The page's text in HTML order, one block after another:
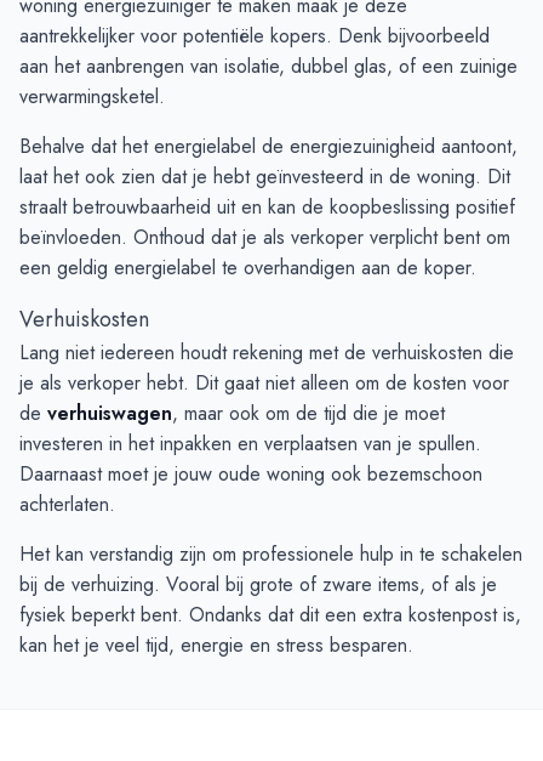
aantrekkelijker voor potentiële kopers. Denk bijvoorbeeld
aan het aanbrengen van isolatie, dubbel glas, of een zuinige
verwarmingsketel.
Behalve dat het energielabel de energiezuinigheid aantoont,
laat het ook zien dat je hebt geïnvesteerd in de woning. Dit
straalt betrouwbaarheid uit en kan de koopbeslissing positief
beïnvloeden. Onthoud dat je als verkoper verplicht bent om
een geldig energielabel te overhandigen aan de koper.
Verhuiskosten
Lang niet iedereen houdt rekening met de verhuiskosten die
je als verkoper hebt. Dit gaat niet alleen om de kosten voor
de verhuiswagen, maar ook om de tijd die je moet
investeren in het inpakken en verplaatsen van je spullen.
Daarnaast moet je jouw oude woning ook bezemschoon
achterlaten.
Het kan verstandig zijn om professionele hulp in te schakelen
bij de verhuizing. Vooral bij grote of zware items, of als je
fysiek beperkt bent. Ondanks dat dit een extra kostenpost is,
kan het je veel tijd, energie en stress besparen.